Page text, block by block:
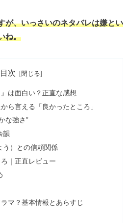
が、いっさいのネタバレは嫌とい
ね。
目次
』は面白い？正直な感想
ら言える「良かったところ」
な強さ”
韻
う）との信頼関係
｜正直レビュー
ラマ？基本情報とあらすじ